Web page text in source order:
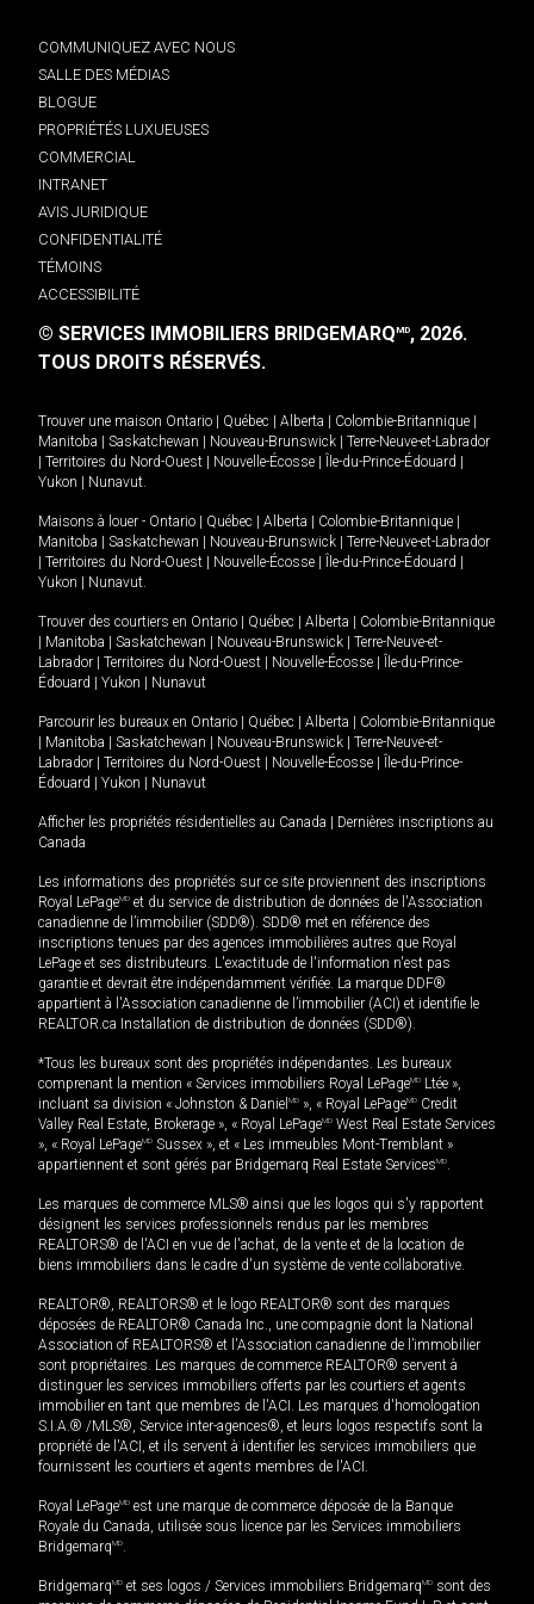
COMMUNIQUEZ AVEC NOUS
SALLE DES MÉDIAS
BLOGUE
PROPRIÉTÉS LUXUEUSES
COMMERCIAL
INTRANET
AVIS JURIDIQUE
CONFIDENTIALITÉ
TÉMOINS
ACCESSIBILITÉ
© SERVICES IMMOBILIERS BRIDGEMARQMD, 2026.
TOUS DROITS RÉSERVÉS.
Trouver une maison Ontario Québec Alberta Colombie-Britannique
Manitoba
Saskatchewan Nouveau-Brunswick
Terre-Neuve-et-Labrador
Territoires du Nord-Ouest Nouvelle-Écosse Île-du-Prince-Édouard
Yukon
Nunavut.
Maisons à louer - Ontario Québec Alberta Colombie-Britannique
Manitoba
Saskatchewan Nouveau-Brunswick
Terre-Neuve-et-Labrador
Territoires du Nord-Ouest Nouvelle-Écosse Île-du-Prince-Édouard
Yukon
Nunavut.
Trouver des courtiers en Ontario Québec Alberta
Colombie-Britannique
Manitoba Saskatchewan Nouveau-Brunswick
Terre-Neuve-et-
Labrador
Territoires du Nord-Ouest Nouvelle-Écosse
Île-du-Prince-
Édouard
Yukon Nunavut
Parcourir les bureaux en Ontario Québec Alberta
Colombie-Britannique
Manitoba Saskatchewan Nouveau-Brunswick
Terre-Neuve-et-
Labrador
Territoires du Nord-Ouest Nouvelle-Écosse
Île-du-Prince-
Édouard
Yukon Nunavut
Afficher les propriétés résidentielles au Canada
Dernières inscriptions au
Canada
Les informations des propriétés sur ce site proviennent des inscriptions
Royal LePageMD et du service de distribution de données de l'Association
canadienne de l’immobilier (SDD®). SDD® met en référence des
inscriptions tenues par des agences immobilières autres que Royal
LePage et ses distributeurs. L'exactitude de l'information n'est pas
garantie et devrait être indépendamment vérifiée. La marque DDF®
appartient à l'Association canadienne de l’immobilier (ACI) et identifie le
REALTOR.ca Installation de distribution de données (SDD®).
*Tous les bureaux sont des propriétés indépendantes. Les bureaux
comprenant la mention « Services immobiliers Royal LePageMD Ltée »,
incluant sa division « Johnston & Daniel MD », « Royal LePageMD Credit
Valley Real Estate, Brokerage », « Royal LePageMD West Real Estate Services
», « Royal LePageMD Sussex », et « Les immeubles Mont-Tremblant »
appartiennent et sont gérés par Bridgemarq Real Estate ServicesMD.
Les marques de commerce MLS® ainsi que les logos qui s'y rapportent
désignent les services professionnels rendus par les membres
REALTORS® de l'ACI en vue de l'achat, de la vente et de la location de
biens immobiliers dans le cadre d'un système de vente collaborative.
REALTOR®, REALTORS® et le logo REALTOR® sont des marques
déposées de REALTOR® Canada Inc., une compagnie dont la National
Association of REALTORS® et l'Association canadienne de l’immobilier
sont propriétaires. Les marques de commerce REALTOR® servent à
distinguer les services immobiliers offerts par les courtiers et agents
immobilier en tant que membres de l'ACI. Les marques d'homologation
S.I.A.® /MLS®, Service inter-agences®, et leurs logos respectifs sont la
propriété de l'ACI, et ils servent à identifier les services immobiliers que
fournissent les courtiers et agents membres de l'ACI.
Royal LePageMD est une marque de commerce déposée de la Banque
Royale du Canada, utilisée sous licence par les Services immobiliers
BridgemarqMD.
BridgemarqMD et ses logos / Services immobiliers BridgemarqMD sont des